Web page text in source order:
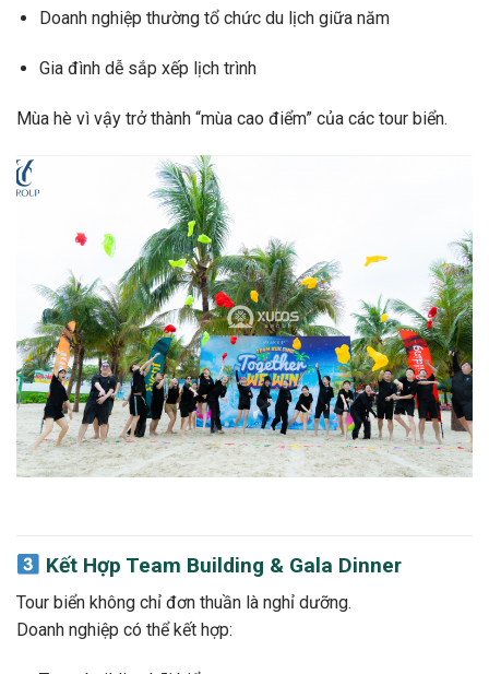
Doanh nghiệp thường tổ chức du lịch giữa năm
Gia đình dễ sắp xếp lịch trình
Mùa hè vì vậy trở thành “mùa cao điểm” của các tour biển.
Kết Hợp Team Building & Gala Dinner
Tour biển không chỉ đơn thuần là nghỉ dưỡng.
Doanh nghiệp có thể kết hợp: